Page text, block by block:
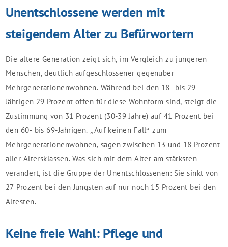
Unentschlossene werden mit
steigendem Alter zu Befürwortern
Die ältere Generation zeigt sich, im Vergleich zu jüngeren
Menschen, deutlich aufgeschlossener gegenüber
Mehrgenerationenwohnen. Während bei den 18- bis 29-
Jährigen 29 Prozent offen für diese Wohnform sind, steigt die
Zustimmung von 31 Prozent (30-39 Jahre) auf 41 Prozent bei
den 60- bis 69-Jährigen. „Auf keinen Fall“ zum
Mehrgenerationenwohnen, sagen zwischen 13 und 18 Prozent
aller Altersklassen. Was sich mit dem Alter am stärksten
verändert, ist die Gruppe der Unentschlossenen: Sie sinkt von
27 Prozent bei den Jüngsten auf nur noch 15 Prozent bei den
Ältesten.
Keine freie Wahl: Pflege und